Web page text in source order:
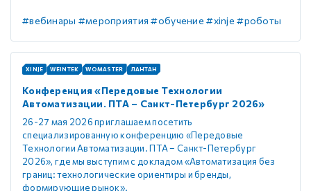
#вебинары #мероприятия #обучение #xinje #роботы
XINJE WEINTEK WOMASTER ЛАНТАН
Конференция «Передовые Технологии
Автоматизации. ПТА – Санкт-Петербург 2026»
26-27 мая 2026 приглашаем посетить
специализированную конференцию «Передовые
Технологии Автоматизации. ПТА – Санкт-Петербург
2026», где мы выступим с докладом «Автоматизация без
границ: технологические ориентиры и бренды,
формирующие рынок».